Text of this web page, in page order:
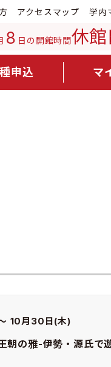
アクセスマップ 学内
8 日の開館時間休館
申込 マ
10月30日(木)
朝の雅-伊勢・源氏で